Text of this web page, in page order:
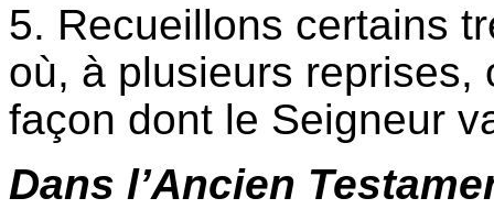
5. Recueillons certains
où, à plusieurs reprises,
façon dont le Seigneur
Dans l’Ancien